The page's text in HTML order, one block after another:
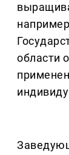
области